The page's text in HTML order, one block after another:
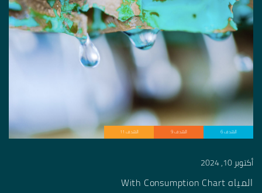
الهدف 6 الهدف 9 الهدف 11
أكتوبر 10, 2024
المياه With Consumption Chart